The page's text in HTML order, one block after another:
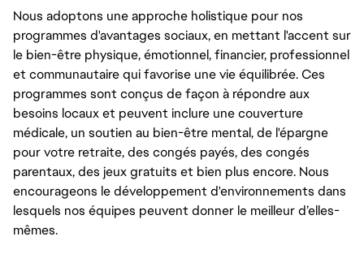
Nous adoptons une approche holistique pour nos
programmes d'avantages sociaux, en mettant l'accent sur
le bien-être physique, émotionnel, financier, professionnel
et communautaire qui favorise une vie équilibrée. Ces
programmes sont conçus de façon à répondre aux
besoins locaux et peuvent inclure une couverture
médicale, un soutien au bien-être mental, de l'épargne
pour votre retraite, des congés payés, des congés
parentaux, des jeux gratuits et bien plus encore. Nous
encourageons le développement d'environnements dans
lesquels nos équipes peuvent donner le meilleur d’elles-
mêmes.